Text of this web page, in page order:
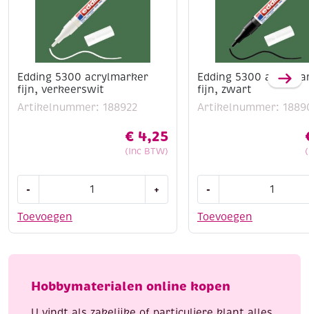
Edding 5300 acrylmarker
fijn, verkeerswit
Artikelnummer: 188922
€ 4,25
(Inc BTW)
Toevoegen
-
acrylmarker
aantal
+
Edding 5300
fijn, zwart
Artikelnummer:
Toevoegen
-
acrylmarker
aantal
Hobbymaterialen online kopen